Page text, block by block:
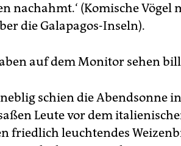
nachahmt.‘ (Komische
die Galapagos-Inseln).
auf dem Monitor sehen
schien die Abendsonne
Leute vor dem
friedlich leuchtendes